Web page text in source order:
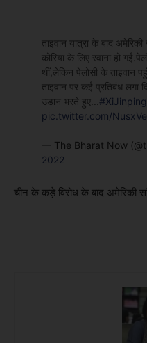
ताइवान यात्रा के बाद
कोरिया के लिए रवाना हो
थीं,लेकिन पेलोसी के ताइवान
ताइवान पर कई प्रतिबंध लगा
उडान भरते हुए... #XiJinping
pic.twitter.com/
— The Bharat Now
2022
चीन के कड़े विरोध के बाद अमेरिकी